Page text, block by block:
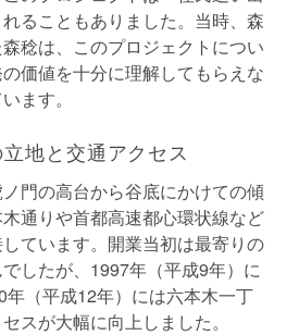
ることもありました。当時、森
稔は、このプロジェクトについ
価値を十分に理解してもらえな
ます。
地と交通アクセス
門の高台から谷底にかけての傾
通りや首都高速都心環状線など
ています。開業当初は最寄りの
したが、1997年（平成9年）に
（平成12年）には六本木一丁
スが大幅に向上しました。